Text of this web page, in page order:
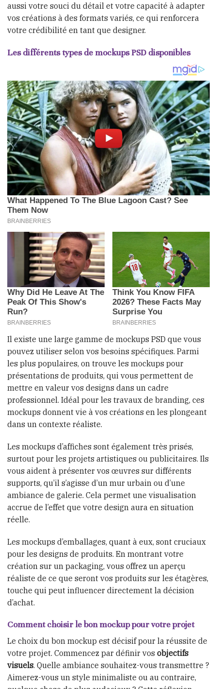
aussi votre souci du détail et votre capacité à adapter
vos créations à des formats variés, ce qui renforcera
votre crédibilité en tant que designer.
Les différents types de mockups PSD disponibles
Il existe une large gamme de mockups PSD que vous
pouvez utiliser selon vos besoins spécifiques. Parmi
les plus populaires, on trouve les mockups pour
présentations de produits, qui vous permettent de
mettre en valeur vos designs dans un cadre
professionnel. Idéal pour les travaux de branding, ces
mockups donnent vie à vos créations en les plongeant
dans un contexte réaliste.
Les mockups d’affiches sont également très prisés,
surtout pour les projets artistiques ou publicitaires. Ils
vous aident à présenter vos œuvres sur différents
supports, qu’il s’agisse d’un mur urbain ou d’une
ambiance de galerie. Cela permet une visualisation
accrue de l’effet que votre design aura en situation
réelle.
Les mockups d’emballages, quant à eux, sont cruciaux
pour les designs de produits. En montrant votre
création sur un packaging, vous offrez un aperçu
réaliste de ce que seront vos produits sur les étagères,
touche qui peut influencer directement la décision
d’achat.
Comment choisir le bon mockup pour votre projet
Le choix du bon mockup est décisif pour la réussite de
votre projet. Commencez par définir vos objectifs
visuels. Quelle ambiance souhaitez-vous transmettre ?
Aimerez-vous un style minimaliste ou au contraire,